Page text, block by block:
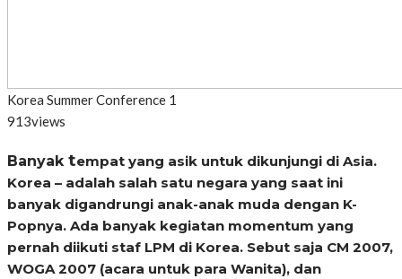
Korea Summer Conference 1
913views
Banyaktempat yang asik untuk dikunjungi di Asia.
Korea – adalah salah satu negara yang saat ini
banyak digandrungi anak-anak muda dengan K-
Popnya. Ada banyak kegiatan momentum yang
pernah diikuti staf LPM di Korea. Sebut saja CM 2007,
WOGA 2007 (acara untuk para Wanita), dan